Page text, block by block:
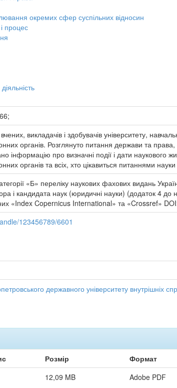
окремих сфер суспільних відносин
процес
викладачів і здобувачів університету,
органів. Розглянуто питання держави та
інформацію про визначні події і дати наукового
органів та всіх, хто цікавиться питаннями
«Б» переліку наукових фахових видань
і кандидата наук (юридичні науки) (додаток 4
«Index Copernicus International» та «Crossref»
123456789/6601
державного університету внутрішніх
Розмір
Формат
12,09 MB Adobe PDF